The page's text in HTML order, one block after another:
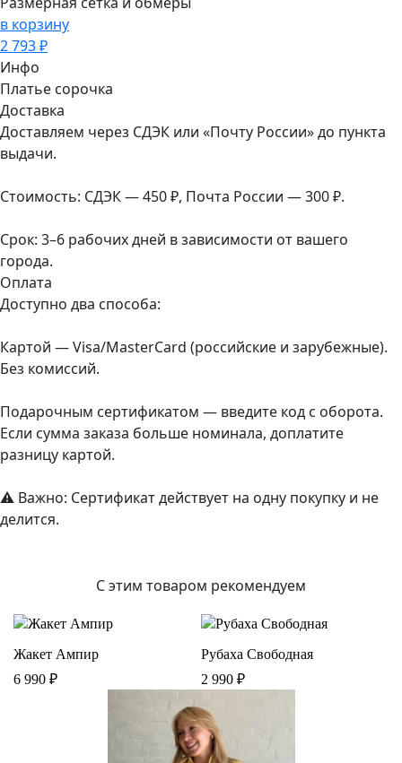
в корзину
2 793 ₽
Инфо
Платье сорочка
Доставка
Доставляем через СДЭК или «Почту России» до пункта
выдачи.
Стоимость: СДЭК — 450 ₽, Почта России — 300 ₽.
Срок: 3–6 рабочих дней в зависимости от вашего
города.
Оплата
Доступно два способа:
Картой — Visa/MasterCard (российские и зарубежные).
Без комиссий.
Подарочным сертификатом — введите код с оборота.
Если сумма заказа больше номинала, доплатите
разницу картой.
⚠️ Важно: Сертификат действует на одну покупку и не
делится.
С этим товаром рекомендуем
Жакет Ампир
6 990 ₽
Рубаха Свободная
2 990 ₽